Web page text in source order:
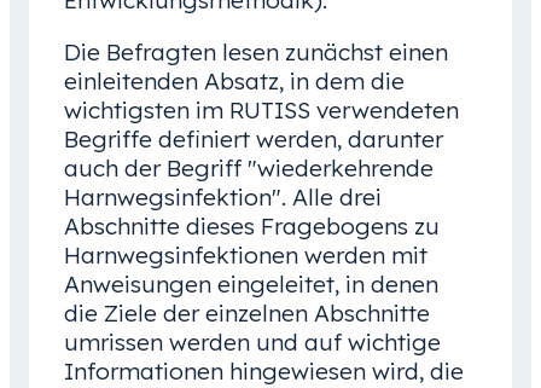
Die Befragten lesen zunächst einen
einleitenden Absatz, in dem die
wichtigsten im RUTISS verwendeten
Begriffe definiert werden, darunter
auch der Begriff "wiederkehrende
Harnwegsinfektion". Alle drei
Abschnitte dieses Fragebogens zu
Harnwegsinfektionen werden mit
Anweisungen eingeleitet, in denen
die Ziele der einzelnen Abschnitte
umrissen werden und auf wichtige
Informationen hingewiesen wird, die